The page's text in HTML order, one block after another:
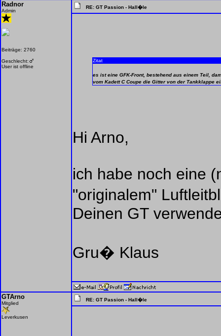
Radnor
Admin
Beiträge: 2760
Geschlecht:
User ist offline
RE: GT Passion - Hall�le
Zitat
es ist eine GFK-Front, bestehend aus einem Teil,
vom Kadett C Coupe die Gitter von der
Hi Arno,
ich habe noch eine
"originalem"
Deinen GT
Gru� Klaus
GTArno
Mitglied
Leverkusen
RE: GT Passion - Hall�le